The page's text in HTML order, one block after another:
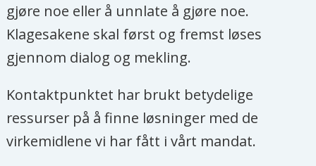
gjøre noe eller å unnlate å gjøre noe.
Klagesakene skal først og fremst løses
gjennom dialog og mekling.
Kontaktpunktet har brukt betydelige
ressurser på å finne løsninger med de
virkemidlene vi har fått i vårt mandat.